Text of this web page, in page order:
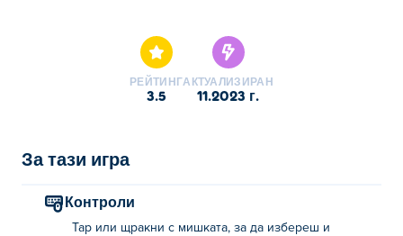
бонуси! Трябва да подредите всички карти с лицето
нагоре върху основата, като ги подредите от асо до
поп по цвят. За да подпомогнете стратегията си, има
притеснявайте, ако се затрудните, просто щракнете
полезни съвети. За тези по-трудни моменти, бутонът
за разбъркване може да смеси стека вместо вас!
РЕЙТИНГ
3.5
АКТУАЛИЗИРАН
11.2023 г.
За тази игра
Контроли
Tap или щракни с мишката, за да избереш и